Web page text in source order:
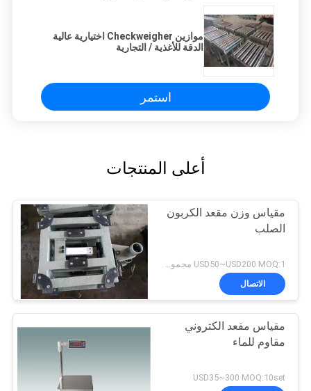
موازين Checkweigher اختيارية عالية
الدقة للأغذية / التجارية
استمر
أعلى المنتجات
مقياس وزن مقعد الكربون
الصلب
USD50~USD200 MOQ:1 مجموعة
الاتصال
مقياس مقعد الكتروني
مقاوم للماء
USD35~300 MOQ:10set